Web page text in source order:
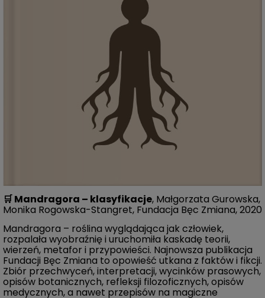
🛒Mandragora – klasyfikacje, Małgorzata Gurowska,
Monika Rogowska-Stangret, Fundacja Bęc Zmiana, 2020
Mandragora – roślina wyglądająca jak człowiek,
rozpalała wyobraźnię i uruchomiła kaskadę teorii,
wierzeń, metafor i przypowieści. Najnowsza publikacja
Fundacji Bęc Zmiana to opowieść utkana z faktów i fikcji.
Zbiór przechwyceń, interpretacji, wycinków prasowych,
opisów botanicznych, refleksji filozoficznych, opisów
medycznych, a nawet przepisów na magiczne